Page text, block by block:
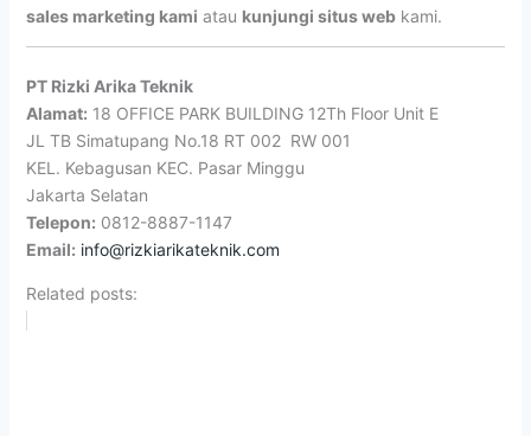
sales marketing kami atau kunjungi situs webkami.
PT Rizki Arika Teknik
Alamat: 18 OFFICE PARK BUILDING 12Th Floor Unit E
JL TB Simatupang No.18 RT 002 RW 001
KEL. Kebagusan KEC. Pasar Minggu
Jakarta Selatan
Telepon: 0812-8887-1147
Email: info@rizkiarikateknik.com
Related posts: